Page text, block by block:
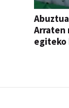
Arraten
egiteko